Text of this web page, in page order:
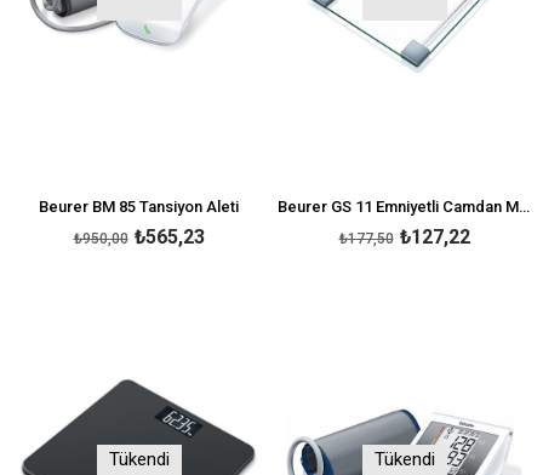
Beurer BM 85 Tansiyon Aleti
₺565,23
₺950,00
Beurer GS 11 Emniyetli Camdan Modern Baskül
₺127,22
₺177,50
Tükendi Tükendi